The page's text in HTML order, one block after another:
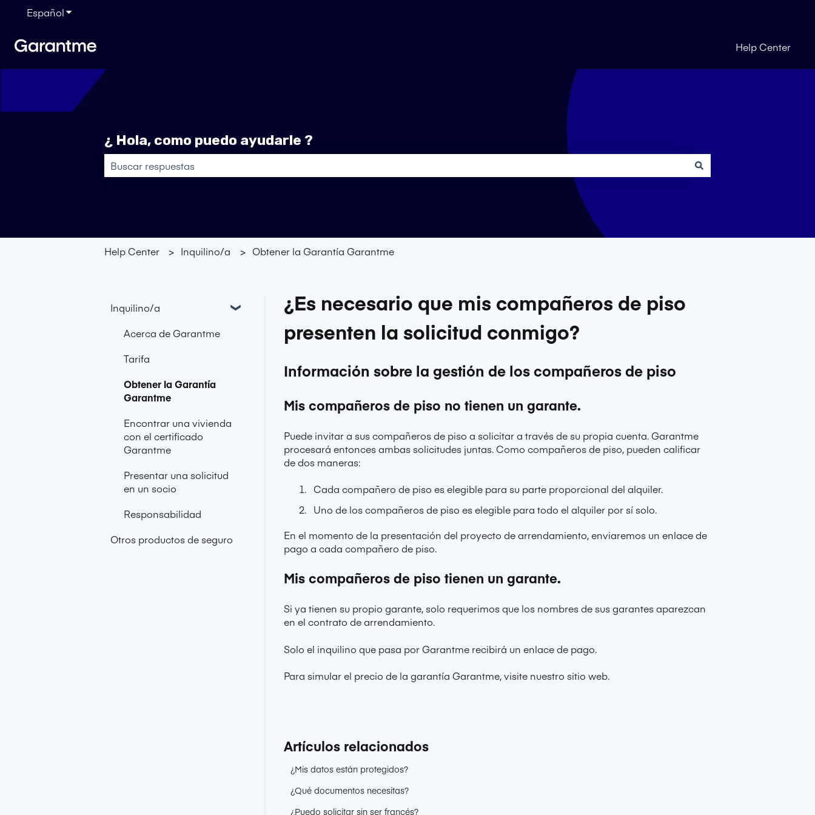
EspañolTraducciones de Mostrar submenú de
Help Center
¿ Hola, como puedo ayudarle ?
Help Center Inquilino/a Obtener la Garantía Garantme
¿Es necesario que mis compañeros de piso
presenten la solicitud conmigo?
Información sobre la gestión de los compañeros de piso
Mis compañeros de piso no tienen un garante.
Puede invitar a sus compañeros de piso a solicitar a través de su propia cuenta. Garantme
procesará entonces ambas solicitudes juntas. Como compañeros de piso, pueden calificar
de dos maneras:
Cada compañero de piso es elegible para su parte proporcional del alquiler.
Uno de los compañeros de piso es elegible para todo el alquiler por sí solo.
En el momento de la presentación del proyecto de arrendamiento, enviaremos un enlace de
pago a cada compañero de piso.
Mis compañeros de piso tienen un garante.
Si ya tienen su propio garante, solo requerimos que los nombres de sus garantes aparezcan
en el contrato de arrendamiento.
Solo el inquilino que pasa por Garantme recibirá un enlace de pago.
Para simular el precio de la garantía Garantme, visite nuestro sitio web.
Artículos relacionados
¿Mis datos están protegidos?
¿Qué documentos necesitas?
¿Puedo solicitar sin ser francés?
Inquilino/a
Acerca de Garantme
Tarifa
Obtener la Garantía
Garantme
Encontrar una vivienda
con el certificado
Garantme
Presentar una solicitud
en un socio
Responsabilidad
Otros productos de seguro